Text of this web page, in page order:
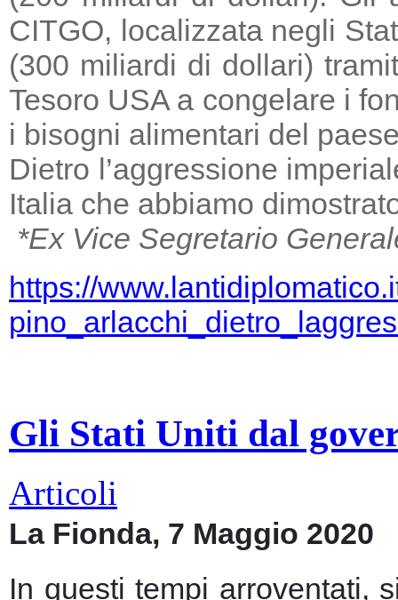
CITGO, localizzata negli
(300 miliardi di dollari)
Tesoro USA a congelare i
i bisogni alimentari del
Dietro l’aggressione
Italia che abbiamo
*Ex Vice Segretario
https://
Gli Stati Uniti dal
Articoli
La Fionda, 7 Maggio 2020
In questi tempi arroventati,